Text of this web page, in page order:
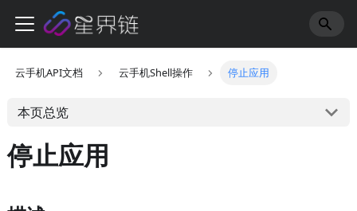
云手机API文档 云手机Shell操作 停止应用
本页总览
停止应用